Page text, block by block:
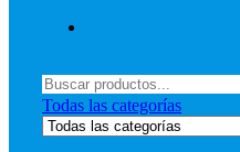
Menú
Buscar
por:
Todas las categorías